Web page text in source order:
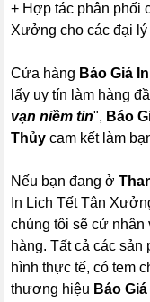
+ Hợp tác phân phối
Xưởng cho các đại lý
Cửa hàng Báo Giá
lấy uy tín làm hàng
vạn niềm tin", Báo
Thủy cam kết làm
Nếu bạn đang ở
In Lịch Tết Tận
chúng tôi sẽ cử
hàng. Tất cả các sản
hình thực tế, có tem
thương hiệu Báo